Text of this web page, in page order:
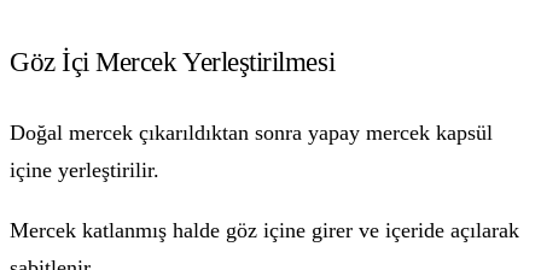
Göz İçi Mercek Yerleştirilmesi
Doğal mercek çıkarıldıktan sonra yapay mercek kapsül
içine yerleştirilir.
Mercek katlanmış halde göz içine girer ve içeride açılarak